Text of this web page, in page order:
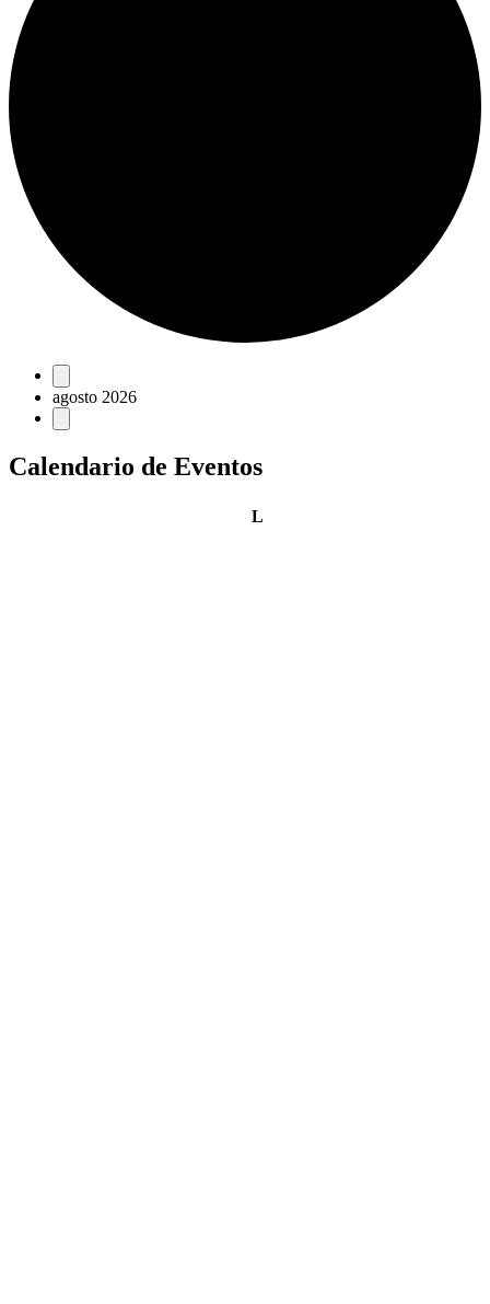
Eventos
agosto 2026
Calendario de Eventos
Llunes